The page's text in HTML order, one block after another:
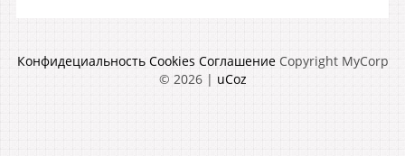
Конфидециальность Cookies Соглашение Copyright MyCorp
© 2026| uCoz